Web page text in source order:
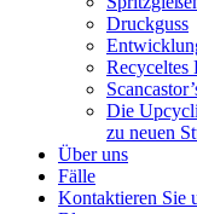
Druckguss
Recyceltes
Die
zu neuen
Über uns
Fälle
Kontaktieren Sie